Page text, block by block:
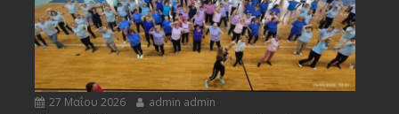
27 Μαΐου 2026 admin admin